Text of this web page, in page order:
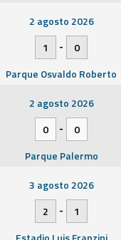
2 agosto 2026
1
-
0
Parque Osvaldo Roberto
2 agosto 2026
0
-
0
Parque Palermo
3 agosto 2026
2
-
1